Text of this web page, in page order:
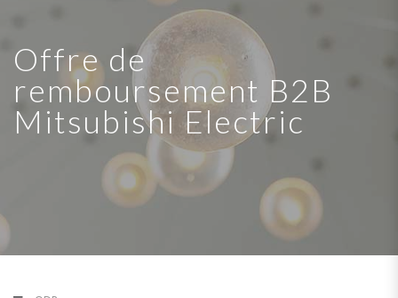
Offre de
remboursement B2B
Mitsubishi Electric